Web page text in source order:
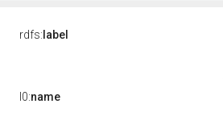
rdfs: label
l0:name